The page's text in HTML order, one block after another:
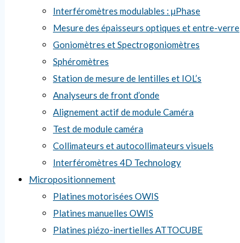
Interféromètres modulables : µPhase
Mesure des épaisseurs optiques et entre-verre
Goniomètres et Spectrogoniomètres
Sphéromètres
Station de mesure de lentilles et IOL’s
Analyseurs de front d’onde
Alignement actif de module Caméra
Test de module caméra
Collimateurs et autocollimateurs visuels
Interféromètres 4D Technology
Micropositionnement
Platines motorisées OWIS
Platines manuelles OWIS
Platines piézo-inertielles ATTOCUBE